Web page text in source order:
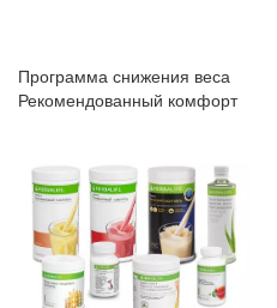
Программа снижения веса
Рекомендованный комфорт